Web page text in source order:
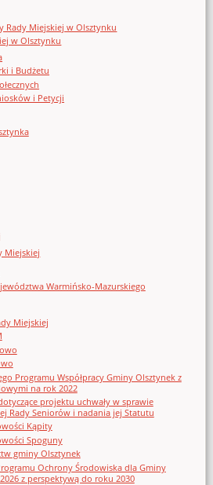
Rady Miejskiej w Olsztynku
w Olsztynku
i Budżetu
i Petycji
Miejskiej
Warmińsko-Mazurskiego
Miejskiej
Programu Współpracy Gminy Olsztynek z
na rok 2022
projektu uchwały w sprawie
Rady Seniorów i nadania jej Statutu
Kąpity
Spoguny
gminy Olsztynek
Ochrony Środowiska dla Gminy
z perspektywą do roku 2030